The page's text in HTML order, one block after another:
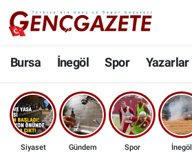
Bursa İnegöl Spor Yazarlar
Siyaset Gündem Spor İnegöl
Bursa
İnegöl
3.SAYFA
Nöbetçi Eczaneler
Hava Durumu
Trafik Durumu